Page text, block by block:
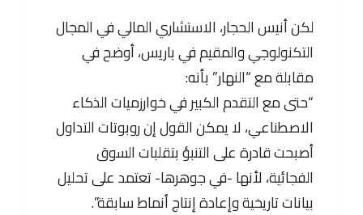
لكن أنيس الحجار، الاستشاري المالي في المجال
التكنولوجي والمقيم في باريس، أوضح في
مقابلة مع “النهار” بأنه:
“حتى مع التقدم الكبير في خوارزميات الذكاء
الاصطناعي، لا يمكن القول إن روبوتات التداول
أصبحت قادرة على التنبؤ بتقلبات السوق
الفجائية، لأنها -في جوهرها- تعتمد على تحليل
بيانات تاريخية وإعادة إنتاج أنماط سابقة”.